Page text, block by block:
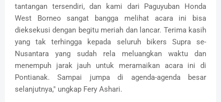
tantangan tersendiri, dan kami dari Paguyuban Honda
West Borneo sangat bangga melihat acara ini bisa
dieksekusi dengan begitu meriah dan lancar. Terima kasih
yang tak terhingga kepada seluruh bikers Supra se-
Nusantara yang sudah rela meluangkan waktu dan
menempuh jarak jauh untuk meramaikan acara ini di
Pontianak. Sampai jumpa di agenda-agenda besar
selanjutnya," ungkap Fery Ashari.